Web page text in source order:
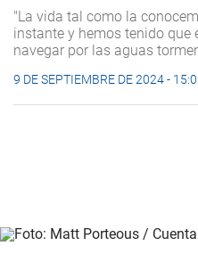
"La vida tal como la
instante y hemos tenido que
navegar por las aguas
9 DE SEPTIEMBRE DE 2024 -